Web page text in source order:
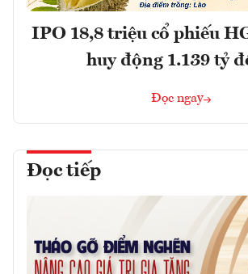
IPO 18,8 triệu cổ phiếu
huy động 1.139 tỷ
Đọc ngay
Đọc tiếp